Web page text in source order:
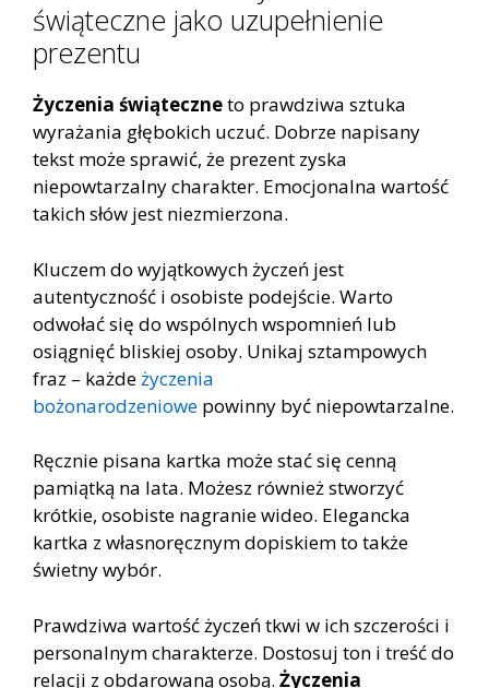
świąteczne jako uzupełnienie
prezentu
Życzenia świąteczneto prawdziwa sztuka
wyrażania głębokich uczuć. Dobrze napisany
tekst może sprawić, że prezent zyska
niepowtarzalny charakter. Emocjonalna wartość
takich słów jest niezmierzona.
Kluczem do wyjątkowych życzeń jest
autentyczność i osobiste podejście. Warto
odwołać się do wspólnych wspomnień lub
osiągnięć bliskiej osoby. Unikaj sztampowych
fraz – każdeżyczenia
bożonarodzeniowe powinny być niepowtarzalne.
Ręcznie pisana kartka może stać się cenną
pamiątką na lata. Możesz również stworzyć
krótkie, osobiste nagranie wideo. Elegancka
kartka z własnoręcznym dopiskiem to także
świetny wybór.
Prawdziwa wartość życzeń tkwi w ich szczerości i
personalnym charakterze. Dostosuj ton i treść do
relacji z obdarowaną osobą. Życzenia